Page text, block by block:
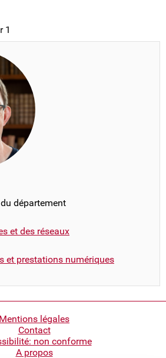
1
département
et des réseaux
et prestations numériques
Mentions légales
Contact
non conforme
A propos